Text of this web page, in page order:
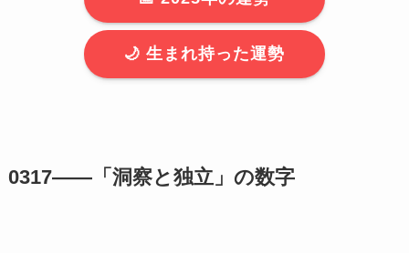
🌙 生まれ持った運勢
0317――「洞察と独立」の数字